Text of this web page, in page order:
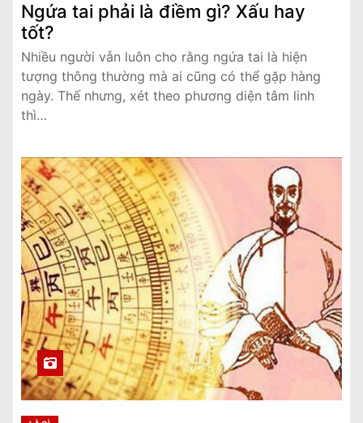
Ngứa tai phải là điềm gì? Xấu hay
tốt?
Nhiều người vẫn luôn cho rằng ngứa tai là hiện
tượng thông thường mà ai cũng có thể gặp hàng
ngày. Thế nhưng, xét theo phương diện tâm linh
thì…